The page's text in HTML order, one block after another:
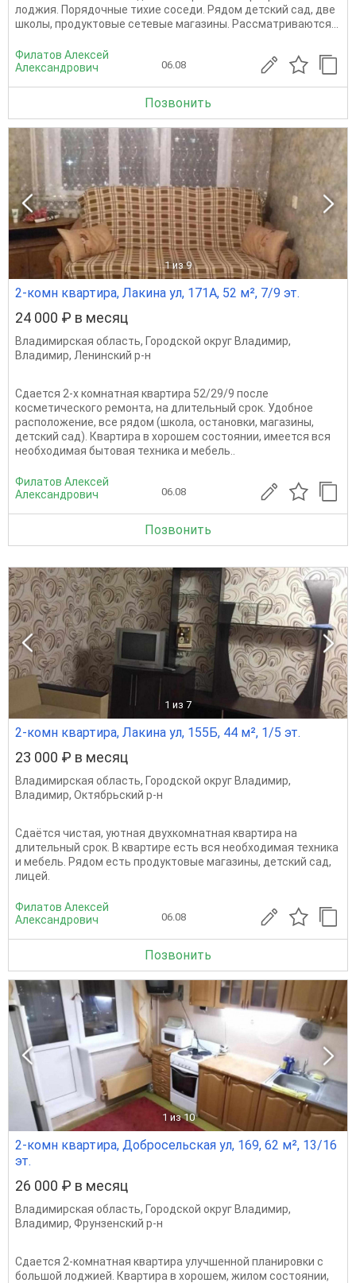
лоджия. Порядочные тихие соседи. Рядом детский сад, две
школы, продуктовые сетевые магазины. Рассматриваются...
Филатов Алексей
Александрович
06.08
Позвонить
1 из 9
2-комн квартира, Лакина ул, 171А, 52 м², 7/9 эт.
24 000 ₽ в месяц
Владимирская область, Городской округ Владимир,
Владимир, Ленинский р-н
Сдается 2-х комнатная квартира 52/29/9 после
косметического ремонта, на длительный срок. Удобное
расположение, все рядом (школа, остановки, магазины,
детский сад). Квартира в хорошем состоянии, имеется вся
необходимая бытовая техника и мебель..
Филатов Алексей
Александрович
06.08
Позвонить
1 из 7
2-комн квартира, Лакина ул, 155Б, 44 м², 1/5 эт.
23 000 ₽ в месяц
Владимирская область, Городской округ Владимир,
Владимир, Октябрьский р-н
Сдаётся чистая, уютная двухкомнатная квартира на
длительный срок. В квартире есть вся необходимая техника
и мебель. Рядом есть продуктовые магазины, детский сад,
лицей.
Филатов Алексей
Александрович
06.08
Позвонить
1 из 10
2-комн квартира, Добросельская ул, 169, 62 м², 13/16
эт.
26 000 ₽ в месяц
Владимирская область, Городской округ Владимир,
Владимир, Фрунзенский р-н
Сдается 2-комнатная квартира улучшенной планировки с
большой лоджией. Квартира в хорошем, жилом состоянии,